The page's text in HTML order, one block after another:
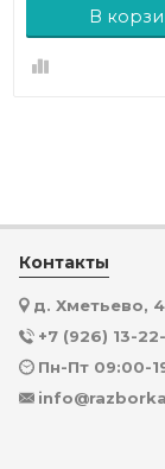
В
Контакты
д. Хметьево,
+7 (926) 13-
Пн-Пт 09:00-